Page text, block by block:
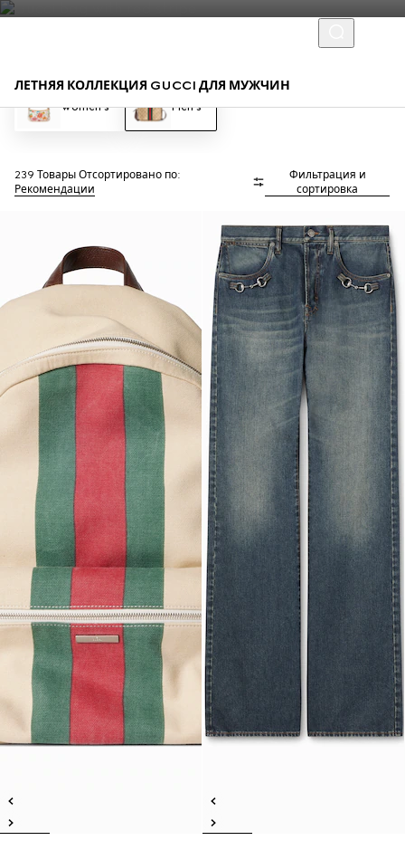
ЛЕТНЯЯ КОЛЛЕКЦИЯ GUCCI ДЛЯ МУЖЧИН
Women's Men's
239 Товары Отсортировано по:
Рекомендации
Фильтрация и
сортировка